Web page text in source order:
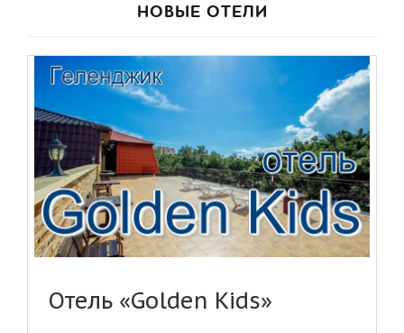
НОВЫЕ ОТЕЛИ
Отель «Golden Kids»